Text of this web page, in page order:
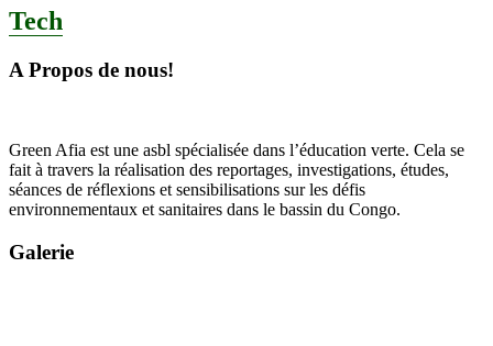
Tech
A Propos de nous!
Green Afia est une asbl spécialisée dans l’éducation verte. Cela se
fait à travers la réalisation des reportages, investigations, études,
séances de réflexions et sensibilisations sur les défis
environnementaux et sanitaires dans le bassin du Congo.
Galerie